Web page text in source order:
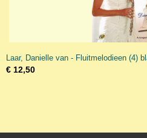
Laar, Danielle van - Fluitmelodieen (4)
€ 12,50